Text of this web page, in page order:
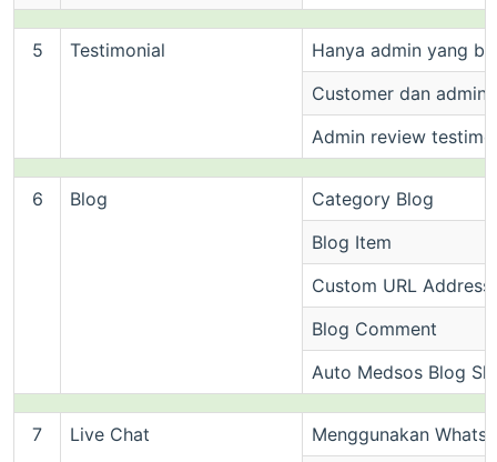
5 Testimonial
Hanya admin yang
Customer dan
Admin review
6 Blog
Category Blog
Blog Item
Custom URL Address
Blog Comment
Auto Medsos Blog
7 Live Chat
Menggunakan